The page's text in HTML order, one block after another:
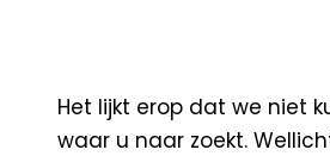
Het lijkt erop dat we niet
waar u naar zoekt.